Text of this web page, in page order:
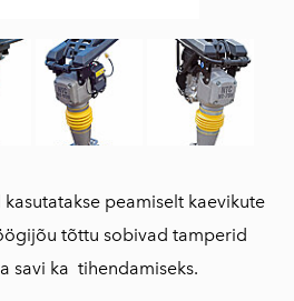
peamiselt kaevikute
tõttu sobivad tamperid
savi ka tihendamiseks.